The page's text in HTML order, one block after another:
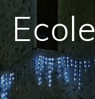
Ecole